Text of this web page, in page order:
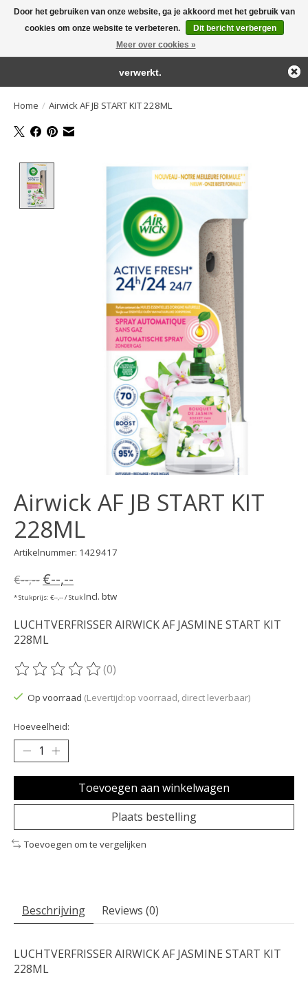
Large selection of products and fast shipping!
Home / Airwick AF JB START KIT 228ML
Product image slideshow Items
Airwick AF JB START KIT
228ML
Artikelnummer: 1429417
€--,-- €--,--
* Stukprijs: €--,-- / StukIncl. btw
LUCHTVERFRISSER AIRWICK AF JASMINE START KIT
228ML
De beoordeling van dit product is
(0)
Op voorraad (Levertijd:op voorraad, direct leverbaar)
Hoeveelheid:
Toevoegen aan winkelwagen
Plaats bestelling
Toevoegen om te vergelijken
Beschrijving Reviews (0)
LUCHTVERFRISSER AIRWICK AF JASMINE START KIT
228ML
Door het gebruiken van onze website, ga je akkoord met het gebruik van
cookies om onze website te verbeteren.
Dit bericht verbergen
Meer over cookies »
← Keer terug naar de backofficeDeze winkel is in aanbouw.
Eventueel geplaatste orders zullen niet worden gehonoreerd of
verwerkt.